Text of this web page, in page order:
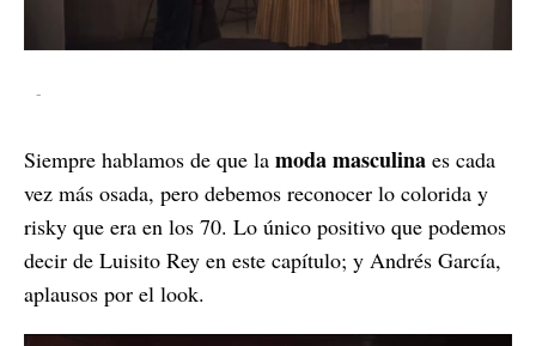
-
Siempre hablamos de que la moda masculina es cada
vez más osada, pero debemos reconocer lo colorida y
risky que era en los 70. Lo único positivo que podemos
decir de Luisito Rey en este capítulo; y Andrés García,
aplausos por el look.